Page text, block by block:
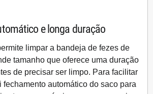
e longa duração
limpar a bandeja de fezes de
tamanho que oferece uma duração
de precisar ser limpo. Para facilitar
fechamento automático do saco para